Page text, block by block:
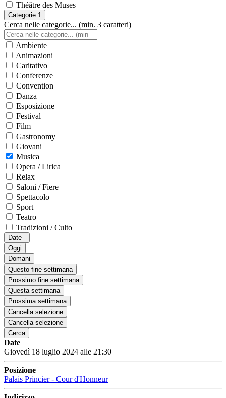
Théâtre des Muses
Categorie 1
Cerca nelle categorie... (min. 3 caratteri)
Ambiente
Animazioni
Caritativo
Conferenze
Convention
Danza
Esposizione
Festival
Film
Gastronomy
Giovani
Musica
Opera / Lirica
Relax
Saloni / Fiere
Spettacolo
Sport
Teatro
Tradizioni / Culto
Date
Oggi
Domani
Questo fine settimana
Prossimo fine settimana
Questa settimana
Prossima settimana
Cancella selezione
Cancella selezione
Cerca
Date
Giovedì 18 luglio 2024 alle 21:30
Posizione
Palais Princier - Cour d'Honneur